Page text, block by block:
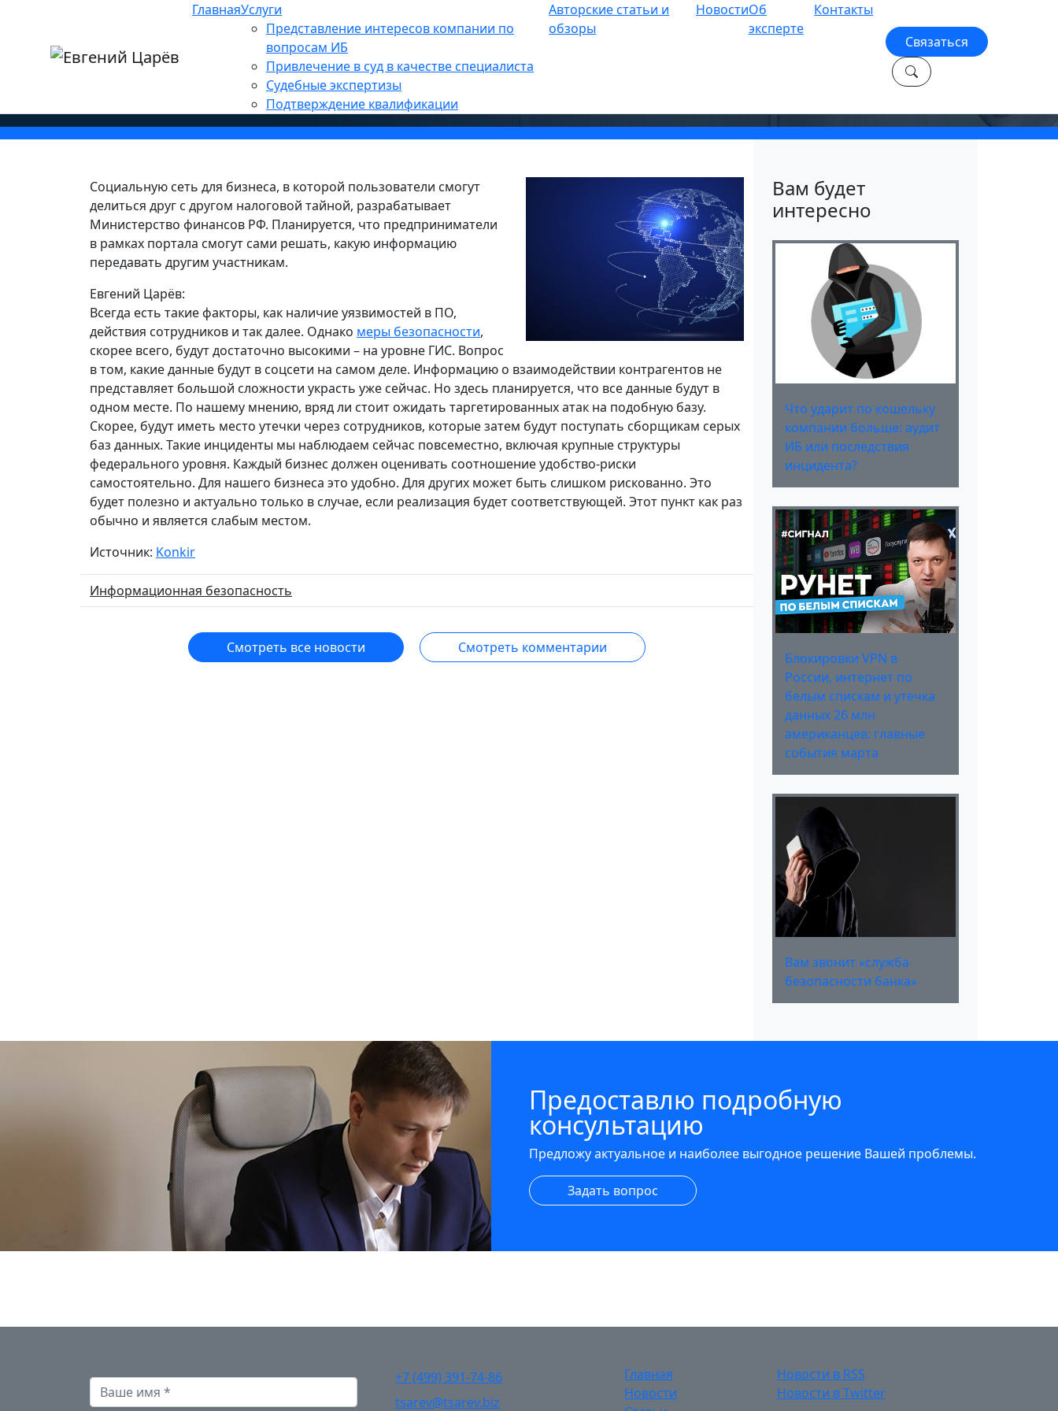
ГлавнаяУслуги
Представление интересов компании по
вопросам ИБ
Привлечение в суд в качестве специалиста
Судебные экспертизы
Подтверждение квалификации
Авторские статьи и
обзоры
НовостиОб
эксперте
Контакты
Связаться
Информационная безопасность»
Минфин создаёт соцсеть для обмена налоговой тайной
Социальную сеть для бизнеса, в которой пользователи смогут
делиться друг с другом налоговой тайной, разрабатывает
Министерство финансов РФ. Планируется, что предприниматели
в рамках портала смогут сами решать, какую информацию
передавать другим участникам.
Евгений Царёв:
Всегда есть такие факторы, как наличие уязвимостей в ПО,
действия сотрудников и так далее. Однако меры безопасности,
скорее всего, будут достаточно высокими – на уровне ГИС. Вопрос
в том, какие данные будут в соцсети на самом деле. Информацию о взаимодействии контрагентов не
представляет большой сложности украсть уже сейчас. Но здесь планируется, что все данные будут в
одном месте. По нашему мнению, вряд ли стоит ожидать таргетированных атак на подобную базу.
Скорее, будут иметь место утечки через сотрудников, которые затем будут поступать сборщикам серых
баз данных. Такие инциденты мы наблюдаем сейчас повсеместно, включая крупные структуры
федерального уровня. Каждый бизнес должен оценивать соотношение удобство-риски
самостоятельно. Для нашего бизнеса это удобно. Для других может быть слишком рискованно. Это
будет полезно и актуально только в случае, если реализация будет соответствующей. Этот пункт как раз
обычно и является слабым местом.
Источник: Konkir
Информационная безопасность
Смотреть все новости Смотреть комментарии
Вам будет
интересно
Что ударит по кошельку
компании больше: аудит
ИБ или последствия
инцидента?
Блокировки VPN в
России, интернет по
белым спискам и утечка
данных 26 млн
американцев: главные
события марта
Вам звонит «служба
безопасности банка»
Предоставлю подробную
консультацию
Предложу актуальное и наиболее выгодное решение Вашей проблемы.
Задать вопрос
+7 (499) 391-74-86
tsarev@tsarev.biz
Главная
Новости
Новости в RSS
Новости в Twitter